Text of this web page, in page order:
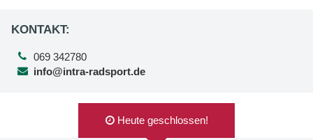
KONTAKT:
069 342780
info@intra-radsport.de
Heute geschlossen!